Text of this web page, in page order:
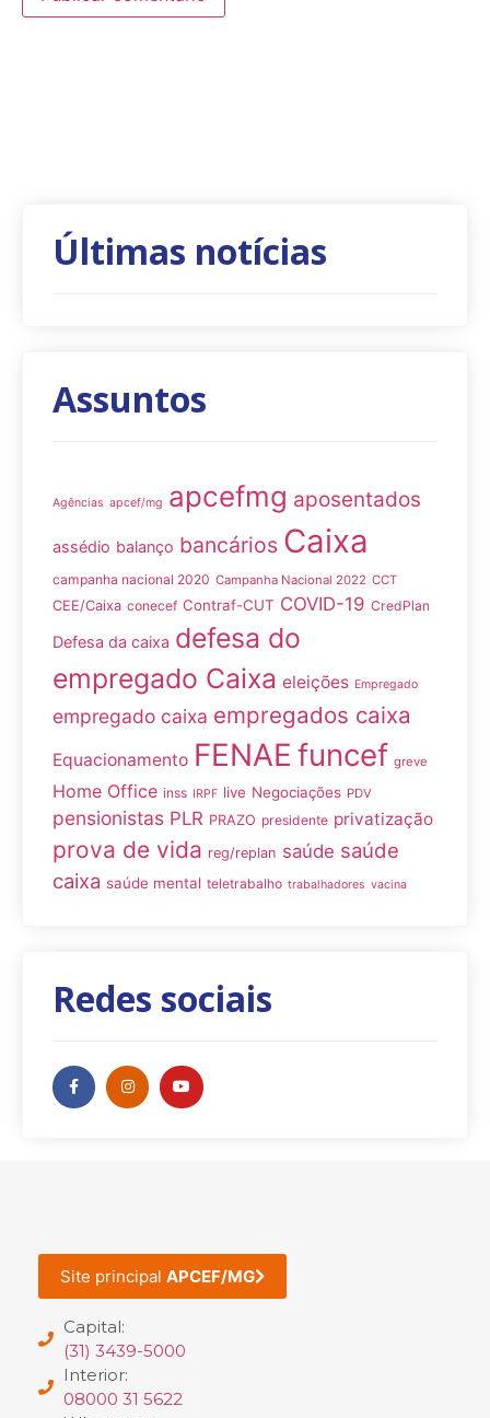
Últimas notícias
Assuntos
Agências apcef/mg apcefmg aposentados
assédio balanço bancários Caixa
campanha nacional 2020 Campanha Nacional 2022 CCT
CEE/Caixa conecef Contraf-CUT COVID-19 CredPlan
Defesa da caixa defesa do
empregado Caixa eleições Empregado
empregado caixa empregados caixa
Equacionamento FENAE funcef greve
Home Office inss IRPF live Negociações PDV
pensionistas PLR PRAZO presidente privatização
prova de vida reg/replan saúde saúde
caixa saúde mental teletrabalho trabalhadores vacina
Redes sociais
Site principal APCEF/MG
Capital:
(31) 3439-5000
Interior:
08000 31 5622